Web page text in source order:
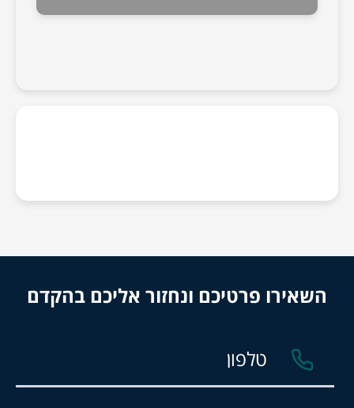
השאירו פרטיכם ונחזור אליכם בהקדם